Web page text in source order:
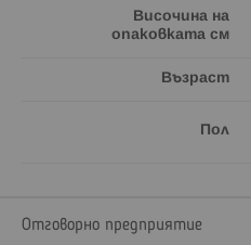
Височина на
опаковката см
Възраст
Пол
Отговорно предприятие